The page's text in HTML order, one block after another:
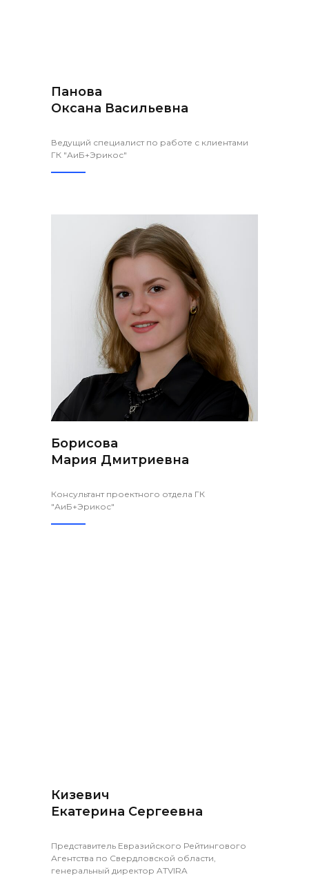
Панова
Оксана Васильевна
Ведущий специалист по работе с клиентами
ГК "АиБ+Эрикос"
Борисова
Мария Дмитриевна
Консультант проектного отдела ГК
"АиБ+Эрикос"
Кизевич
Екатерина Сергеевна
Представитель Евразийского Рейтингового
Агентства по Свердловской области,
генеральный директор ATVIRA